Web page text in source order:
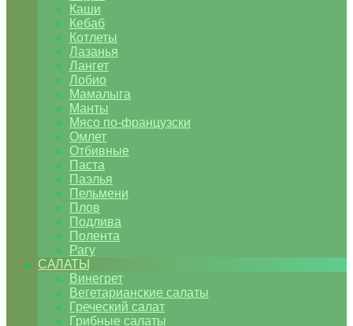
Каши
Кебаб
Котлеты
Лазанья
Лангет
Лобио
Мамалыга
Манты
Мясо по-французски
Омлет
Отбивные
Паста
Паэлья
Пельмени
Плов
Подлива
Полента
Рагу
САЛАТЫ
Винегрет
Вегетарианские салаты
Греческий салат
Грибные салаты